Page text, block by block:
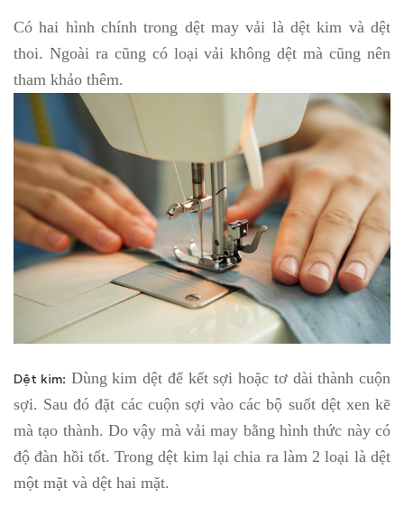
Có hai hình chính trong dệt may vải là dệt kim và dệt
thoi. Ngoài ra cũng có loại vải không dệt mà cũng nên
tham khảo thêm.
Dệt kim: Dùng kim dệt để kết sợi hoặc tơ dài thành cuộn
sợi. Sau đó đặt các cuộn sợi vào các bộ suốt dệt xen kẽ
mà tạo thành. Do vậy mà vải may bằng hình thức này có
độ đàn hồi tốt. Trong dệt kim lại chia ra làm 2 loại là dệt
một mặt và dệt hai mặt.